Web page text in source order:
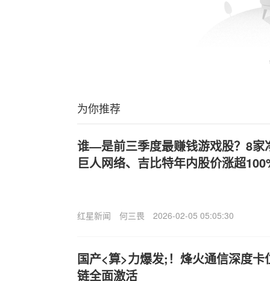
为你推荐
谁—是前三季度最赚钱游戏股？8家
巨人网络、吉比特年内股价涨超
红星新闻 何三畏 2026-02-05 05:05:30
国产<算>力爆发;！烽火通信深度
链全面激活